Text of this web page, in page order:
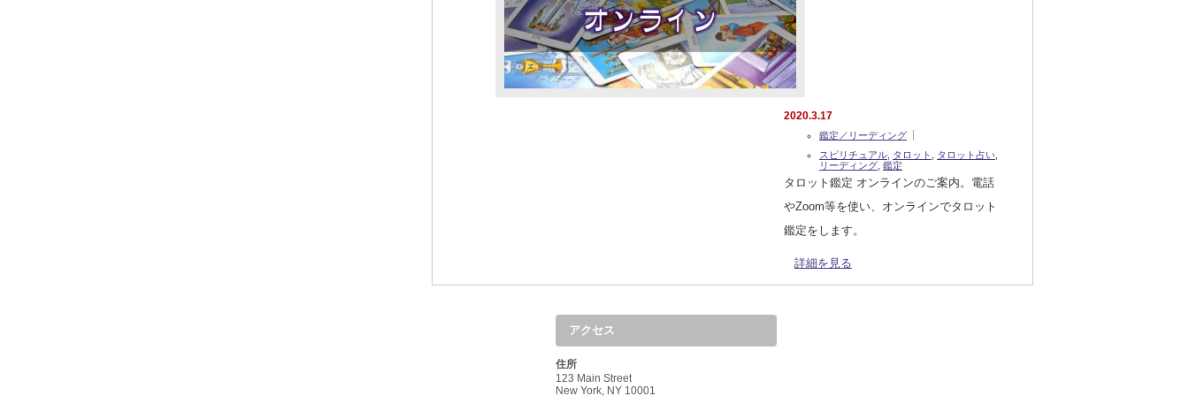
2020.3.17
鑑定／リーディング
スピリチュアル タロット タロット占い
リーディング 鑑定
タロット鑑定 オンラインのご案内。電話
やZoom等を使い、オンラインでタロット
鑑定をします。
詳細を見る
アクセス
住所
123 Main Street
New York, NY 10001